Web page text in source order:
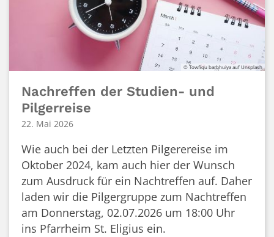
© Towfiqu barbhuiya auf Unsplash
Nachreffen der Studien- und
Pilgerreise
22. Mai 2026
Wie auch bei der Letzten Pilgerereise im
Oktober 2024, kam auch hier der Wunsch
zum Ausdruck für ein Nachtreffen auf. Daher
laden wir die Pilgergruppe zum Nachtreffen
am Donnerstag, 02.07.2026 um 18:00 Uhr
ins Pfarrheim St. Eligius ein.